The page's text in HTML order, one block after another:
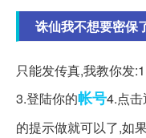
诛仙我不想要密保
只能发传真,我教你发
3.登陆你的帐号4.点
的提示做就可以了,如